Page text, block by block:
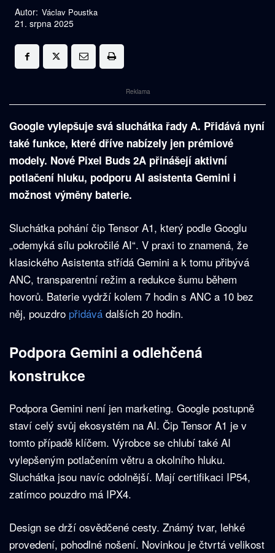
Autor: Václav Poustka
21. srpna 2025
Reklama
Google vylepšuje svá sluchátka řady A. Přidává nyní
také funkce, které dříve nabízely jen prémiové
modely. Nové Pixel Buds 2A přinášejí aktivní
potlačení hluku, podporu AI asistenta Gemini i
možnost výměny baterie.
Sluchátka pohání čip Tensor A1, který podle Googlu
„odemyká sílu pokročilé AI“. V praxi to znamená, že
klasického Asistenta střídá Gemini a k tomu přibývá
ANC, transparentní režim a redukce šumu během
hovorů. Baterie vydrží kolem 7 hodin s ANC a 10 bez
něj, pouzdro přidává dalších 20 hodin.
Podpora Gemini a odlehčená
konstrukce
Podpora Gemini není jen marketing. Google postupně
staví celý svůj ekosystém na AI. Čip Tensor A1 je v
tomto případě klíčem. Výrobce se chlubí také AI
vylepšeným potlačením větru a okolního hluku.
Sluchátka jsou navíc odolnější. Mají certifikaci IP54,
zatímco pouzdro má IPX4.
Design se drží osvědčené cesty. Známý tvar, lehké
provedení, pohodlné nošení. Novinkou je čtvrtá velikost